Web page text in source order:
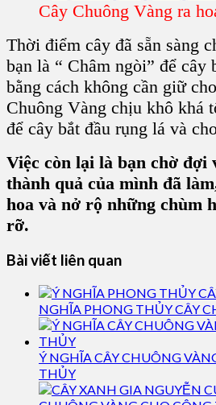
Cây Chuông Vàng ra
Thời điểm cây đã sẵn sàng
bạn là “ Châm ngòi” để cây
bằng cách không cần giữ
Chuông Vàng chịu khô khá
để cây bắt đầu rụng lá và
Việc còn lại là bạn chờ đợi
thành quả của mình đã
hoa và nở rộ những chùm
rỡ.
Bài viết liên quan
NGHĨA PHONG THỦY CÂY
Ý NGHĨA CÂY CHUÔNG
THỦY